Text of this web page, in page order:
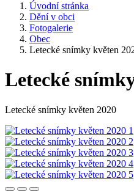
Úvodní stránka
Dění v obci
Fotogalerie
Obec
Letecké snímky květen
Letecké
Letecké snímky květen 2020